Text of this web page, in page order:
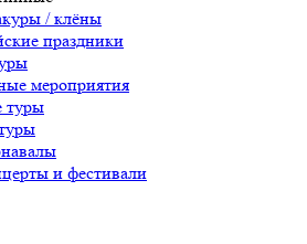
/ клёны
праздники
мероприятия
туры
и фестивали